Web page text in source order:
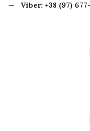
Viber: +38 (97)